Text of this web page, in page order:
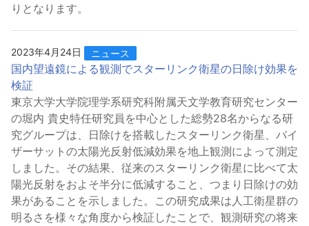
りとなります。
2023年4月24日 ニュース
国内望遠鏡による観測でスターリンク衛星の日除け効果を
検証
東京大学大学院理学系研究科附属天文学教育研究センター
の堀内 貴史特任研究員を中心とした総勢28名からなる研
究グループは、日除けを搭載したスターリンク衛星、バイ
ザーサットの太陽光反射低減効果を地上観測によって測定
しました。その結果、従来のスターリンク衛星に比べて太
陽光反射をおよそ半分に低減すること、つまり日除けの効
果があることを示しました。この研究成果は人工衛星群の
明るさを様々な角度から検証したことで、観測研究の将来